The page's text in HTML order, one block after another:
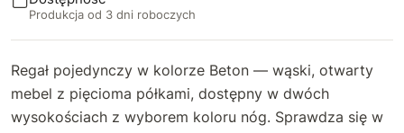
Produkcja od 3 dni roboczych
Regał pojedynczy w kolorze Beton — wąski, otwarty
mebel z pięcioma półkami, dostępny w dwóch
wysokościach z wyborem koloru nóg. Sprawdza się w